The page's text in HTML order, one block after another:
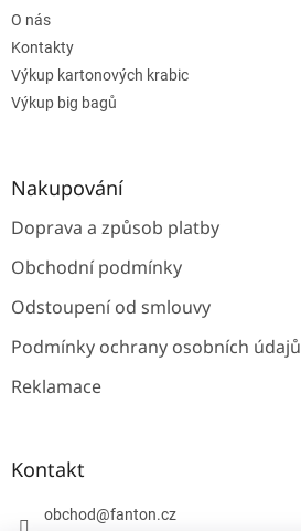
O nás
Kontakty
Výkup kartonových krabic
Výkup big bagů
Nakupování
Doprava a způsob platby
Obchodní podmínky
Odstoupení od smlouvy
Podmínky ochrany osobních údajů
Reklamace
Kontakt
obchod@fanton.cz